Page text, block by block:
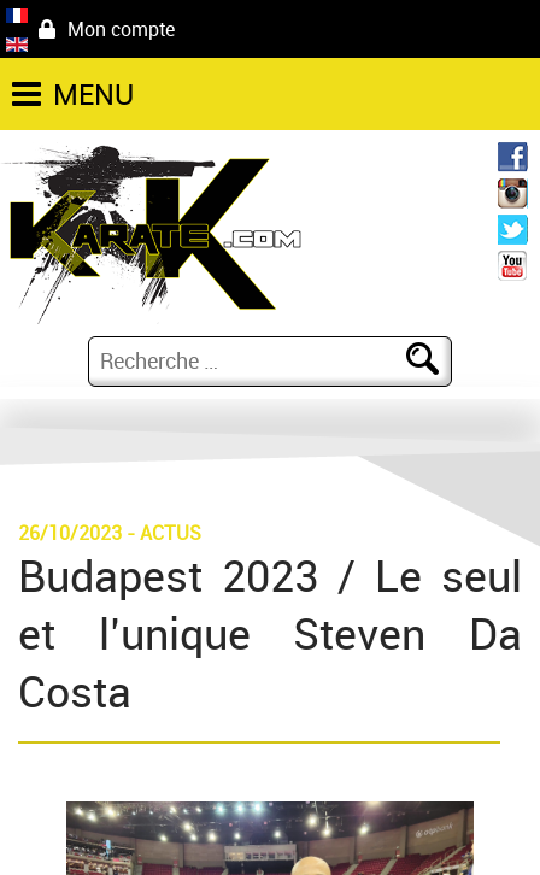
Mon compte
MENU
26/10/2023 -ACTUS
Budapest 2023 / Le seul
et l’unique Steven Da
Costa